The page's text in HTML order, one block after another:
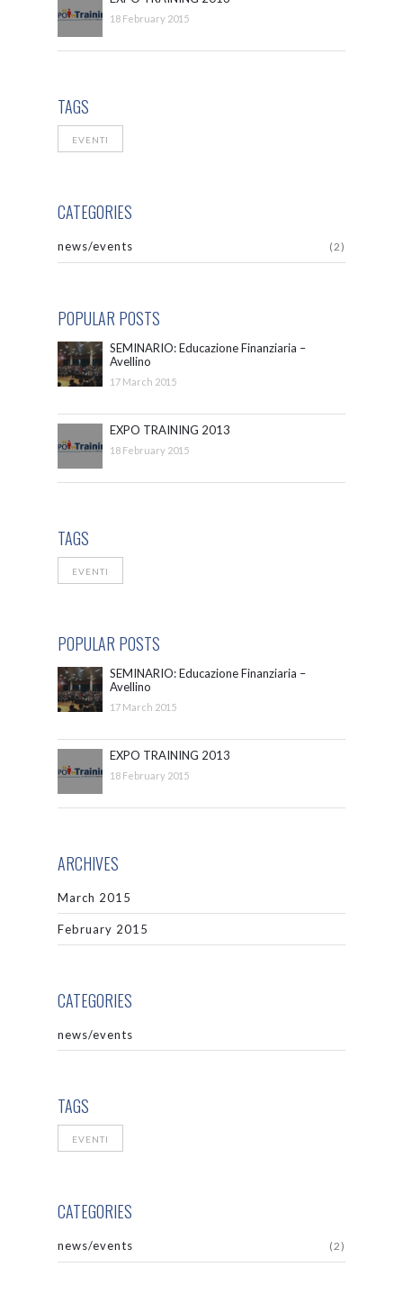
18 February 2015
TAGS
EVENTI
CATEGORIES
news/events (2)
POPULAR POSTS
SEMINARIO: Educazione Finanziaria –
Avellino
17 March 2015
EXPO TRAINING 2013
18 February 2015
TAGS
EVENTI
POPULAR POSTS
SEMINARIO: Educazione Finanziaria –
Avellino
17 March 2015
EXPO TRAINING 2013
18 February 2015
ARCHIVES
March 2015
February 2015
CATEGORIES
news/events
TAGS
EVENTI
CATEGORIES
news/events (2)